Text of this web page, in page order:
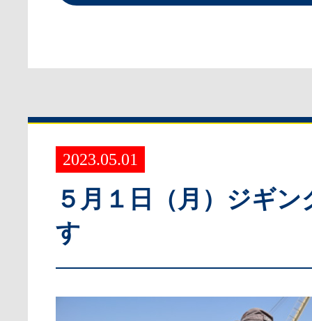
2023.05.01
５月１日（月）ジギン
す